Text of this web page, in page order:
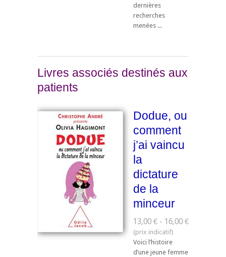
dernières
recherches
menées ...
Livres associés destinés aux
patients
Dodue, ou
comment
j’ai vaincu
la
dictature
de la
minceur
13,00 € - 16,00 €
Voici l’histoire
d’une jeune femme